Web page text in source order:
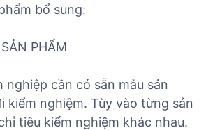
bổ sung:
PHẨM
nghiệp cần có sẵn mẫu sản
kiểm nghiệm. Tùy vào từng sản
tiêu kiểm nghiệm khác nhau.